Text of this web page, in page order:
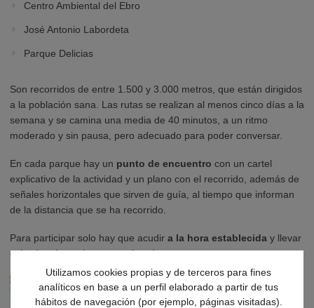
Centro Ambiental del Ebro
José Antonio Labordeta
Parque Delicias
Son recorridos de entre 1.500 y 3.000 metros, que están dirigidos
a la población sana. Las rutas se realizan al menos cinco días a la
semana y se camina una media de 40 minutos, a un ritmo
moderado y sin pausa, pero adecuado para poder conversar.
En cada parque hay un punto de encuentro con un cartel
explicativo de la actividad y un plano con el recorrido, además de
señales horizontales que sirven de guía, al tiempo que informan
de la distancia que se ha recorrido.
Para participar solo hay que acudir a la hora establecida y llevar
calzado adecuado y ropa cómoda.
Utilizamos cookies propias y de terceros para fines
analíticos en base a un perfil elaborado a partir de tus
hábitos de navegación (por ejemplo, páginas visitadas).